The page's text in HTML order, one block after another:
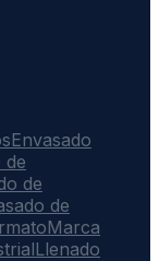
Envasado
de
de
de
Marca
Llenado